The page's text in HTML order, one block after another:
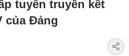
tuyên truyền kết
của Đảng